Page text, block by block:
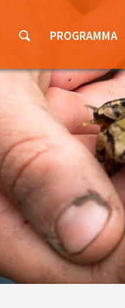
PROGRAMMA